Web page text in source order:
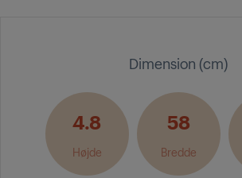
Dimension (cm)
4.8
Højde
58
Bredde